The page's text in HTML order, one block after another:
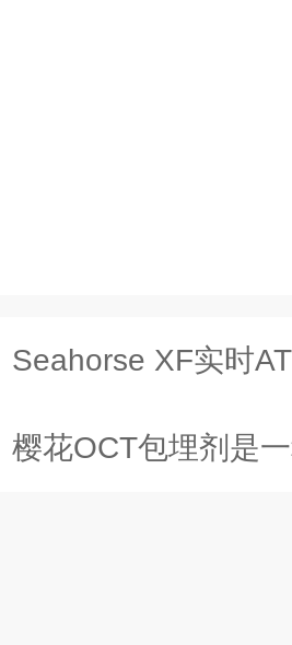
Seahorse XF实时
樱花OCT包埋剂是一种常用于